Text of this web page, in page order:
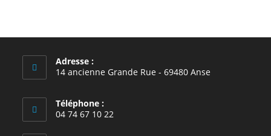
Adresse :
14 ancienne Grande Rue - 69480 Anse
Téléphone :
04 74 67 10 22